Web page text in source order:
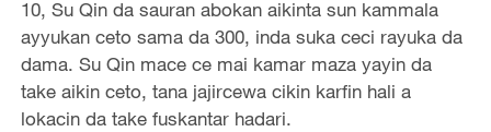
10, Su Qin da sauran abokan aikinta sun kammala
ayyukan ceto sama da 300, inda suka ceci rayuka da
dama. Su Qin mace ce mai kamar maza yayin da
take aikin ceto, tana jajircewa cikin karfin hali a
lokacin da take fuskantar hadari.